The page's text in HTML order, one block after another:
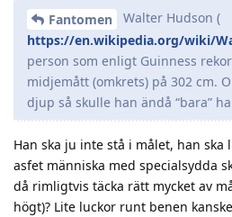
Fantomen
Walter Hudson (
https://en.wikipedia.org/wiki/
person som enligt Guinness
midjemått (omkrets) på 302 cm.
djup så skulle han ändå “bara”
Han ska ju inte stå i målet, han ska
asfet människa med specialsydda
då rimligtvis täcka rätt mycket av
högt)? Lite luckor runt benen